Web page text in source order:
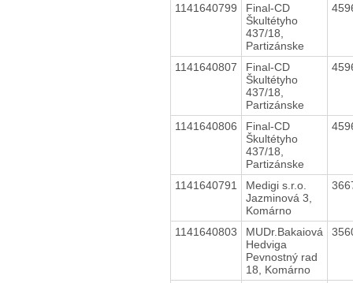
1141640799
Final-CD
Škultétyho
437/18,
Partizánske
1141640807
Final-CD
Škultétyho
437/18,
Partizánske
1141640806
Final-CD
Škultétyho
437/18,
Partizánske
1141640791
Medigi s.r.o.
Jazminová 3,
Komárno
1141640803
MUDr.Bakaiová
Hedviga
Pevnostný rad
18, Komárno